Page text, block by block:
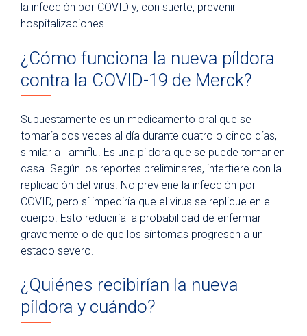
la infección por COVID y, con suerte, prevenir
hospitalizaciones.
¿Cómo funciona la nueva píldora
contra la COVID-19 de Merck?
Supuestamente es un medicamento oral que se
tomaría dos veces al día durante cuatro o cinco días,
similar a Tamiflu. Es una píldora que se puede tomar en
casa. Según los reportes preliminares, interfiere con la
replicación del virus. No previene la infección por
COVID, pero sí impediría que el virus se replique en el
cuerpo. Esto reduciría la probabilidad de enfermar
gravemente o de que los síntomas progresen a un
estado severo.
¿Quiénes recibirían la nueva
píldora y cuándo?